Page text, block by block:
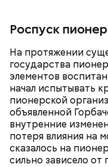
Роспуск
На протяжении
государства
элементов
начал испытывать
пионерской
объявленной
внутренние
потеря влияния на
сказалось на
сильно зависело
— Там может
нитратов, которое
гипоксию и
предостерегла